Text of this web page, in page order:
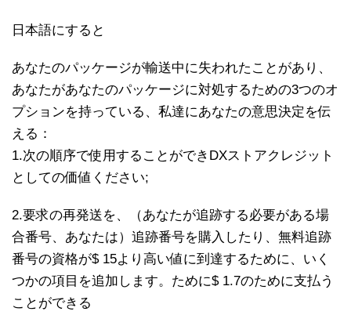
日本語にすると
あなたのパッケージが輸送中に失われたことがあり、
あなたがあなたのパッケージに対処するための3つのオ
プションを持っている、私達にあなたの意思決定を伝
える：
1.次の順序で使用することができDXストアクレジット
としての価値ください;
2.要求の再発送を、（あなたが追跡する必要がある場
合番号、あなたは）追跡番号を購入したり、無料追跡
番号の資格が$ 15より高い値に到達するために、いく
つかの項目を追加します。ために$ 1.7のために支払う
ことができる